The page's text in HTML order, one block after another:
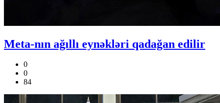
Meta-nın ağıllı eynəkləri qadağan edilir
0
0
84